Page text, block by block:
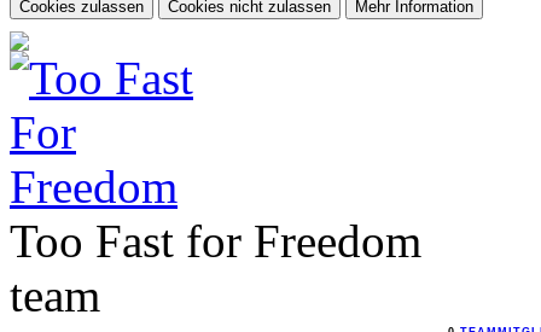
Too Fast for Freedom
team